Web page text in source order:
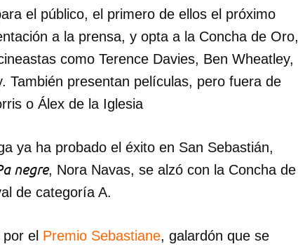
el público, el primero de ellos el próximo
a la prensa, y opta a la Concha de Oro,
como Terence Davies, Ben Wheatley,
También presentan películas, pero fuera de
o Álex de la Iglesia
ya ha probado el éxito en San Sebastián,
negre, Nora Navas, se alzó con la Concha de
de categoría A.
por el Premio Sebastiane, galardón que se